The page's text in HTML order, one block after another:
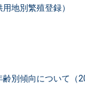
地別繁殖登録）
別傾向について（